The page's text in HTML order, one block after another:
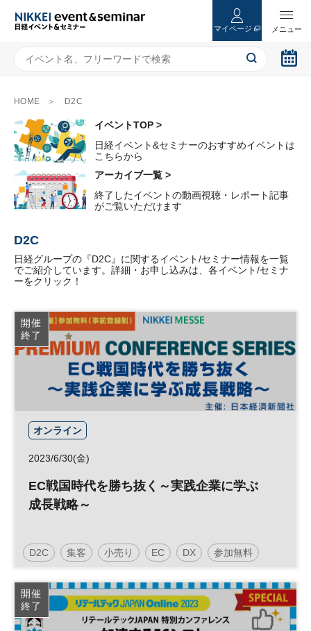
マイページ
HOME D2C
イベントTOP >
日経イベント&セミナーのおすすめイベントは
こちらから
アーカイブ一覧 >
終了したイベントの動画視聴・レポート記事
がご覧いただけます
D2C
日経グループの『D2C』に関するイベント/セミナー情報を一覧
でご紹介しています。詳細・お申し込みは、各イベント/セミナ
ーをクリック！
開催
終了
オンライン
2023/6/30(金)
EC戦国時代を勝ち抜く～実践企業に学ぶ
成長戦略～
D2C 集客 小売り EC DX 参加無料
日経メッセプレミアム・カンファレンス・シリーズ
プレミアム・カンファレンス・シリーズ
開催
終了